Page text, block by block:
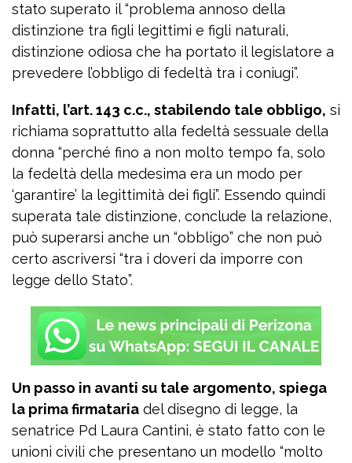
stato superato il “problema annoso della
distinzione tra figli legittimi e figli naturali,
distinzione odiosa che ha portato il legislatore a
prevedere l’obbligo di fedeltà tra i coniugi”.
Infatti, l’art. 143 c.c., stabilendo tale obbligo, si
richiama soprattutto alla fedeltà sessuale della
donna “perché fino a non molto tempo fa, solo
la fedeltà della medesima era un modo per
‘garantire’ la legittimità dei figli”. Essendo quindi
superata tale distinzione, conclude la relazione,
può superarsi anche un “obbligo” che non può
certo ascriversi “tra i doveri da imporre con
legge dello Stato”.
Un passo in avanti su tale argomento, spiega
la prima firmataria del disegno di legge, la
senatrice Pd Laura Cantini, è stato fatto con le
unioni civili che presentano un modello “molto